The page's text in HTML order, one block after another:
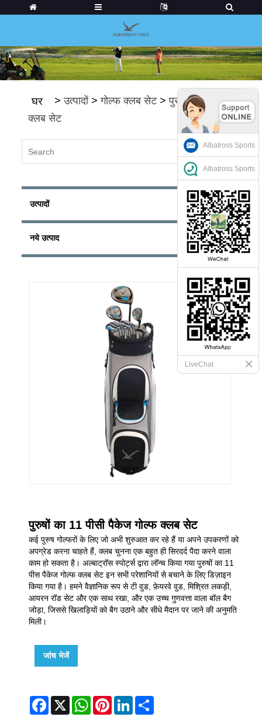
घर > उत्पादों>गोल्फ क्लब सेट>पुरुषों के गोल्फ़
क्लब सेट
उत्पादों
नये उत्पाद
पुरुषों का 11 पीसी पैकेज गोल्फ क्लब सेट
कई पुरुष गोल्फरों के लिए जो अभी शुरुआत कर रहे हैं या अपने उपकरणों को
अपग्रेड करना चाहते हैं, क्लब चुनना एक बहुत ही सिरदर्द पैदा करने वाला
काम हो सकता है। अल्बाट्रॉस स्पोर्ट्स द्वारा लॉन्च किया गया पुरुषों का 11
पीस पैकेज गोल्फ क्लब सेट इन सभी परेशानियों से बचाने के लिए डिज़ाइन
किया गया है। हमने वैज्ञानिक रूप से टी वुड, फ़ेयरवे वुड, मिश्रित लकड़ी,
आयरन रॉड सेट और एक साथ रखा, और एक उच्च गुणवत्ता वाला बॉल बैग
जोड़ा, जिससे खिलाड़ियों को बैग उठाने और सीधे मैदान पर जाने की अनुमति
मिली।
जांच भेजें
Facebook
X WhatsApp
Pinterest
LinkedIn
Albatross Sports
Albatross Sports
LiveChat